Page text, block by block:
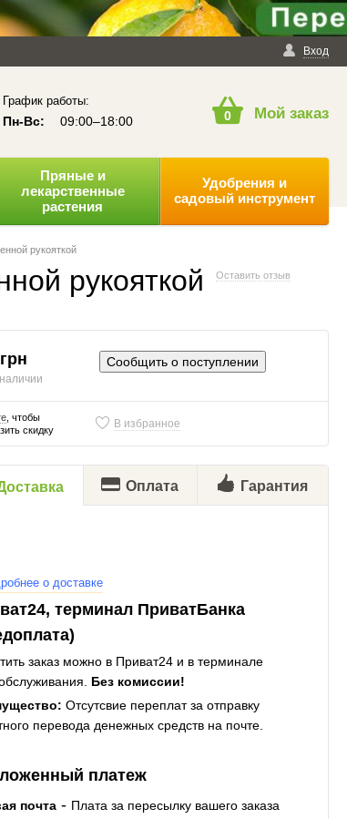
Вход
График работы:
Пн-Вс: 09:00–18:00 0 Мой заказ
Пряные и
лекарственные
растения
Удобрения и
садовый инструмент
рукояткой
рукояткой Оставить отзыв
Сообщить о поступлении
, чтобы
скидку
В избранное
Оплата Гарантия
о доставке
терминал ПриватБанка
заказ можно в Приват24 и в терминале
Без комиссии!
Отсутсвие переплат за отправку
перевода денежных средств на почте.
платеж
почта- Плата за пересылку вашего заказа